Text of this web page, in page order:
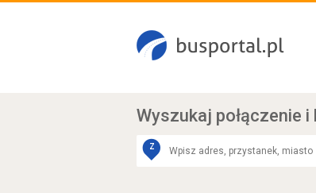
Wyszukaj połączenie i
Z